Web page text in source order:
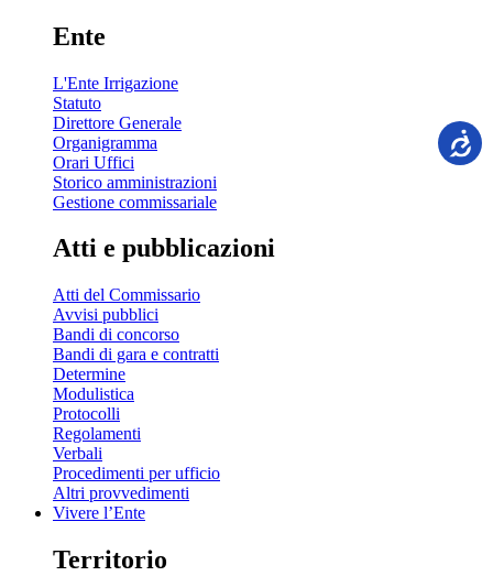
Ente
L'Ente Irrigazione
Statuto
Direttore Generale
Organigramma
Orari Uffici
Storico amministrazioni
Gestione commissariale
Atti e pubblicazioni
Atti del Commissario
Avvisi pubblici
Bandi di concorso
Bandi di gara e contratti
Determine
Modulistica
Protocolli
Regolamenti
Verbali
Procedimenti per ufficio
Altri provvedimenti
Vivere l’Ente
Territorio